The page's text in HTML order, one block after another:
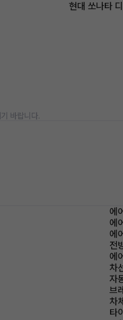
현대 쏘나타
바랍니다.
에
에
에
전
에
차
자
브
차
타